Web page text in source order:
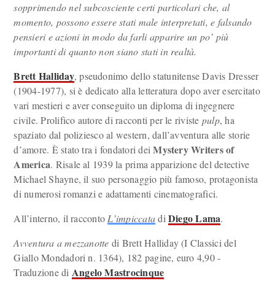
sopprimendo nel subcosciente certi particolari che, al
momento, possono essere stati male interpretati, e falsando
pensieri e azioni in modo da farli apparire un po’ più
importanti di quanto non siano stati in realtà.
Brett Halliday, pseudonimo dello statunitense Davis Dresser
(1904-1977), si è dedicato alla letteratura dopo aver esercitato
vari mestieri e aver conseguito un diploma di ingegnere
civile. Prolifico autore di racconti per le riviste pulp, ha
spaziato dal poliziesco al western, dall’avventura alle storie
d’amore. È stato tra i fondatori deiMystery Writers of
America. Risale al 1939 la prima apparizione del detective
Michael Shayne, il suo personaggio più famoso, protagonista
di numerosi romanzi e adattamenti cinematografici.
All’interno, il racconto L’impiccatadiDiego Lama.
Avventura a mezzanotte di Brett Halliday (I Classici del
Giallo Mondadori n. 1364), 182 pagine, euro 4,90 -
Traduzione di Angelo Mastrocinque